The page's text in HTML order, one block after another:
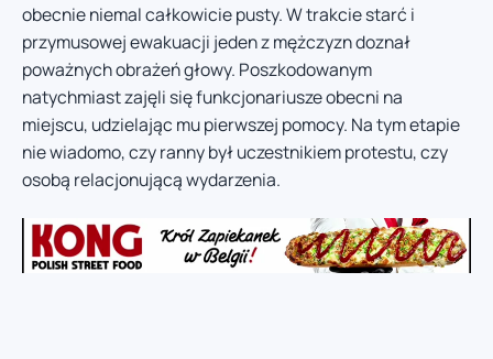
obecnie niemal całkowicie pusty. W trakcie starć i
przymusowej ewakuacji jeden z mężczyzn doznał
poważnych obrażeń głowy. Poszkodowanym
natychmiast zajęli się funkcjonariusze obecni na
miejscu, udzielając mu pierwszej pomocy. Na tym etapie
nie wiadomo, czy ranny był uczestnikiem protestu, czy
osobą relacjonującą wydarzenia.